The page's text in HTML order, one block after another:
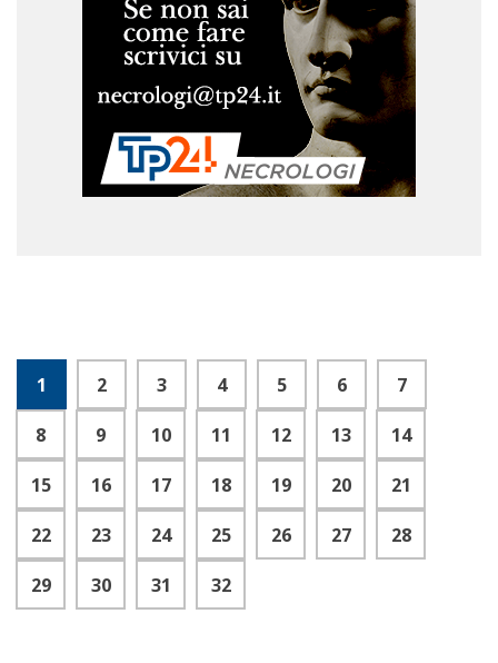
1 2 3 4 5 6 7
8 9 10 11 12 13 14
15 16 17 18 19 20 21
22 23 24 25 26 27 28
29 30 31 32